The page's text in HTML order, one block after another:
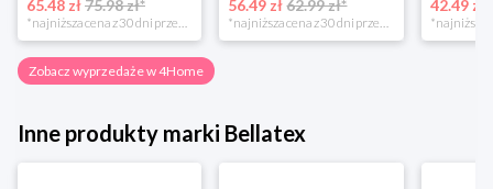
65.48 zł75.98 zł*
*najniższa cena z 30 dni przed obniżką
56.49 zł 62.99 zł*
*najniższa cena z 30 dni przed obniżką
42.49 zł
Zobacz wyprzedaże w 4Home
Inne produkty marki Bellatex